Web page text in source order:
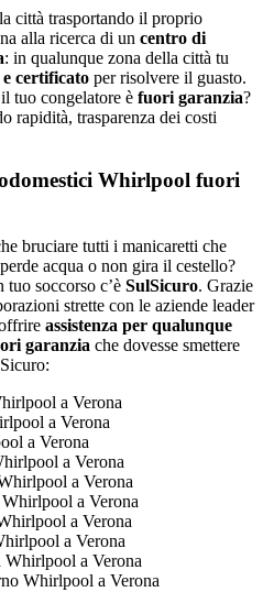
città trasportando il proprio
alla ricerca di un centro di
: in qualunque zona della città tu
certificato per risolvere il guasto.
tuo congelatore è fuori garanzia?
rapidità, trasparenza dei costi
Whirlpool fuori
bruciare tutti i manicaretti che
acqua o non gira il cestello?
soccorso c’è SulSicuro. Grazie
strette con le aziende leader
assistenza per qualunque
garanzia che dovesse smettere
a Verona
a Verona
a Verona
a Verona
a Verona
a Verona
a Verona
a Verona
Whirlpool a Verona
Whirlpool a Verona